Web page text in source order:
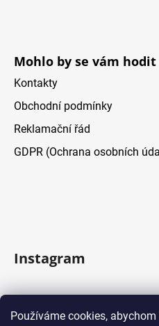
Používáme cookies,
Mohlo by se vám hodit
Kontakty
Obchodní podmínky
Reklamační řád
GDPR (Ochrana osobních
Instagram